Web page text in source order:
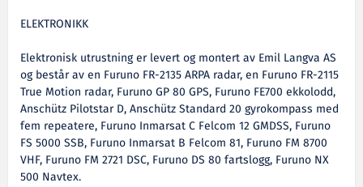
ELEKTRONIKK
Elektronisk utrustning er levert og montert av Emil Langva AS
og består av en Furuno FR-2135 ARPA radar, en Furuno FR-2115
True Motion radar, Furuno GP 80 GPS, Furuno FE700 ekkolodd,
Anschütz Pilotstar D, Anschütz Standard 20 gyrokompass med
fem repeatere, Furuno Inmarsat C Felcom 12 GMDSS, Furuno
FS 5000 SSB, Furuno Inmarsat B Felcom 81, Furuno FM 8700
VHF, Furuno FM 2721 DSC, Furuno DS 80 fartslogg, Furuno NX
500 Navtex.